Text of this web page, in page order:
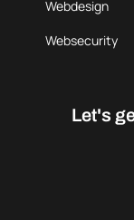
Webdesign
Websecurity
Let's